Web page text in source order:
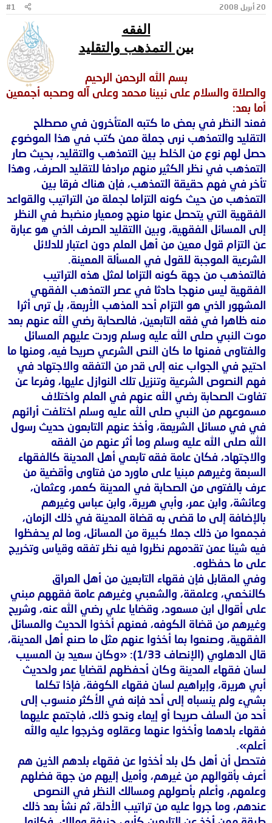
و 20 أبريل 2008 #1
الفقه
بين التمذهب والتقليد
بسم الله الرحمن الرحيم
والصلاة والسلام على نبينا محمد وعلى آله وصحبه أجمعين
أما بعد:
فعند النظر في بعض ما كتبه المتأخرون في مصطلح
التقليد والتمذهب نرى جملة ممن كتب في هذا الموضوع
حصل لهم نوع من الخلط بين التمذهب والتقليد، بحيث صار
التمذهب في نظر الكثير منهم مرادفا للتقليد الصرف، وهذا
تأخر في فهم حقيقة التمذهب، فإن هناك فرقا بين
التمذهب من حيث كونه التزاما لجملة من التراتيب والقواعد
الفقهية التي يتحصل عنها منهج ومعيار منضبط في النظر
إلى المسائل الفقهية، وبين االتقليد الصرف الذي هو عبارة
عن التزام قول معين من أهل العلم دون اعتبار للدلائل
الشرعية الموجبة للقول في المسألة المعينة.
فالتمذهب من جهة كونه التزاما لمثل هذه التراتيب
الفقهية ليس منهجا حادثا في عصر التمذهب الفقهي
المشهور الذي هو التزام أحد المذهب الأربعة، بل ترى أثرا
منه ظاهرا في فقه التابعين، فالصحابة رضي الله عنهم بعد
موت النبي صلى الله عليه وسلم وردت عليهم المسائل
والفتاوى فمنها ما كان النص الشرعي صريحا فيه، ومنها ما
احتيج في الجواب عنه إلى قدر من التفقه والاجتهاد في
فهم النصوص الشرعية وتنزيل تلك النوازل عليها، وفرعا عن
تفاوت الصحابة رضي الله عنهم في العلم واختلاف
مسموعهم من النبي صلى الله عليه وسلم اختلفت أرائهم
في في مسائل الشريعة، وأخذ عنهم التابعون حديث رسول
الله صلى الله عليه وسلم وما أثر عنهم من الفقه
والاجتهاد، فكان عامة فقه تابعي أهل المدينة كالفقهاء
السبعة وغيرهم مبنيا على ماورد من فتاوى وأقضية من
عرف بالفتوى من الصحابة في المدينة كعمر، وعثمان،
وعائشة، وابن عمر، وأبي هريرة، وابن عباس وغيرهم
بالإضافة إلى ما قضى به قضاة المدينة في ذلك الزمان،
فجمعوا من ذلك جملا كبيرة من المسائل، وما لم يحفظوا
فيه شيئا عمن تقدمهم نظروا فيه نظر تفقه وقياس وتخريج
على ما حفظوه.
وفي المقابل فإن فقهاء التابعين من أهل العراق
كالنخعي، وعلمقة، والشعبي وغيرهم عامة فقههم مبني
على أقوال ابن مسعود، وقضايا علي رضي الله عنه، وشريح
وغيرهم من قضاة الكوفه، فعنهم أخذوا الحديث والمسائل
الفقهية، وصنعوا بما أخذوا عنهم مثل ما صنع أهل المدينة،
قال الدهلوي (الإنصاف 1/33): «وكان سعيد بن المسيب
لسان فقهاء المدينة وكان أحفظهم لقضايا عمر ولحديث
أبي هريرة، وإبراهيم لسان فقهاء الكوفة، فإذا تكلما
بشيء ولم ينسباه إلى أحد فإنه في الأكثر منسوب إلى
أحد من السلف صريحا أو إيماء ونحو ذلك، فاجتمع عليهما
فقهاء بلدهما وأخذوا عنهما وعقلوه وخرجوا عليه والله
أعلم».
فتحصل أن أهل كل بلد أخذوا عن فقهاء بلدهم الذين هم
أعرف بأقوالهم من غيرهم، وأميل إليهم من جهة فضلهم
وعلمهم، وأعلم بأصولهم ومسالك النظر في النصوص
عندهم، وما جروا عليه من تراتيب الأدلة، ثم نشأ بعد ذلك